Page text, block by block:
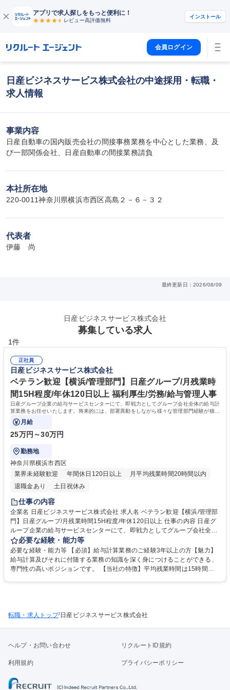
アプリで求人探しをもっと便利に！
レビュー高評価無料
インストール
会員ログイン
日産ビジネスサービス株式会社の中途採用・転職・
求人情報
事業内容
日産自動車の国内販売会社の間接事務業務を中心とした業務、及
び一部関係会社、日産自動車の間接業務請負
本社所在地
220-0011神奈川県横浜市西区高島２－６－３２
代表者
伊藤　尚
最終更新日：2026/08/09
日産ビジネスサービス株式会社
募集している求人
1件
正社員
日産ビジネスサービス株式会社
ベテラン歓迎【横浜/管理部門】日産グループ/月残業時
間15H程度/年休120日以上 福利厚生/労務/給与管理人事
日産グループ企業の給与サービスセンターにて、即戦力としてグループ会社全体の給与計
算業務をお任せいたします。将来的には、部署異動をしながら様々な管理部門経験が積め
るポジションです。
月給
25万円～30万円
勤務地
神奈川県横浜市西区
業界未経験歓迎
年間休日120日以上
月平均残業時間20時間以内
退職金あり
土日祝休み
仕事の内容
企業名 日産ビジネスサービス株式会社 求人名 ベテラン歓迎【横浜/管理部
門】日産グループ/月残業時間15H程度/年休120日以上 仕事の内容 日産グ
ループ企業の給与サービスセンターにて、即戦力としてグループ会社全体
の給与計算業務をお任せいたします。将来的には、部署異動をしながら
様々な管理部門経験が積めるポジションです。 グループ企業の総務・経理
など1社だけでない様々な会社の管理経験がつめるのは当社ならではの魅
力になります。 【給与計算業務の詳細】1次入力は派遣スタッフが実施。
必要な経験・能力等
必要な経験・能力等 【必須】給与計算業務のご経験3年以上の方【魅力】
給与計算及びそれに付随する業務の知識を深く身につけることができる、
専門性の高いポジションです。 【当社の特徴】平均残業時間は15時間～2
転職・求人トップ/日産ビジネスサービス株式会社
ヘルプ・お問い合わせ リクルートID規約
利用規約 プライバシーポリシー